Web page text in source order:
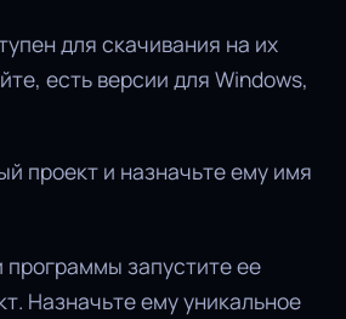
для скачивания на их
есть версии для Windows,
проект и назначьте ему имя
программы запустите ее
Назначьте ему уникальное